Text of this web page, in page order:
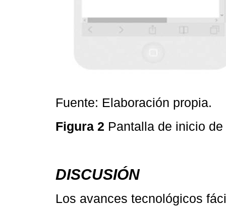
Fuente: Elaboración propia.
Figura 2 Pantalla de inicio
DISCUSIÓN
Los avances tecnológicos